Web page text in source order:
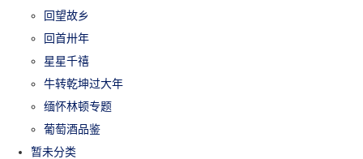
回望故乡
回首卅年
星星千禧
牛转乾坤过大年
缅怀林顿专题
葡萄酒品鉴
暂未分类